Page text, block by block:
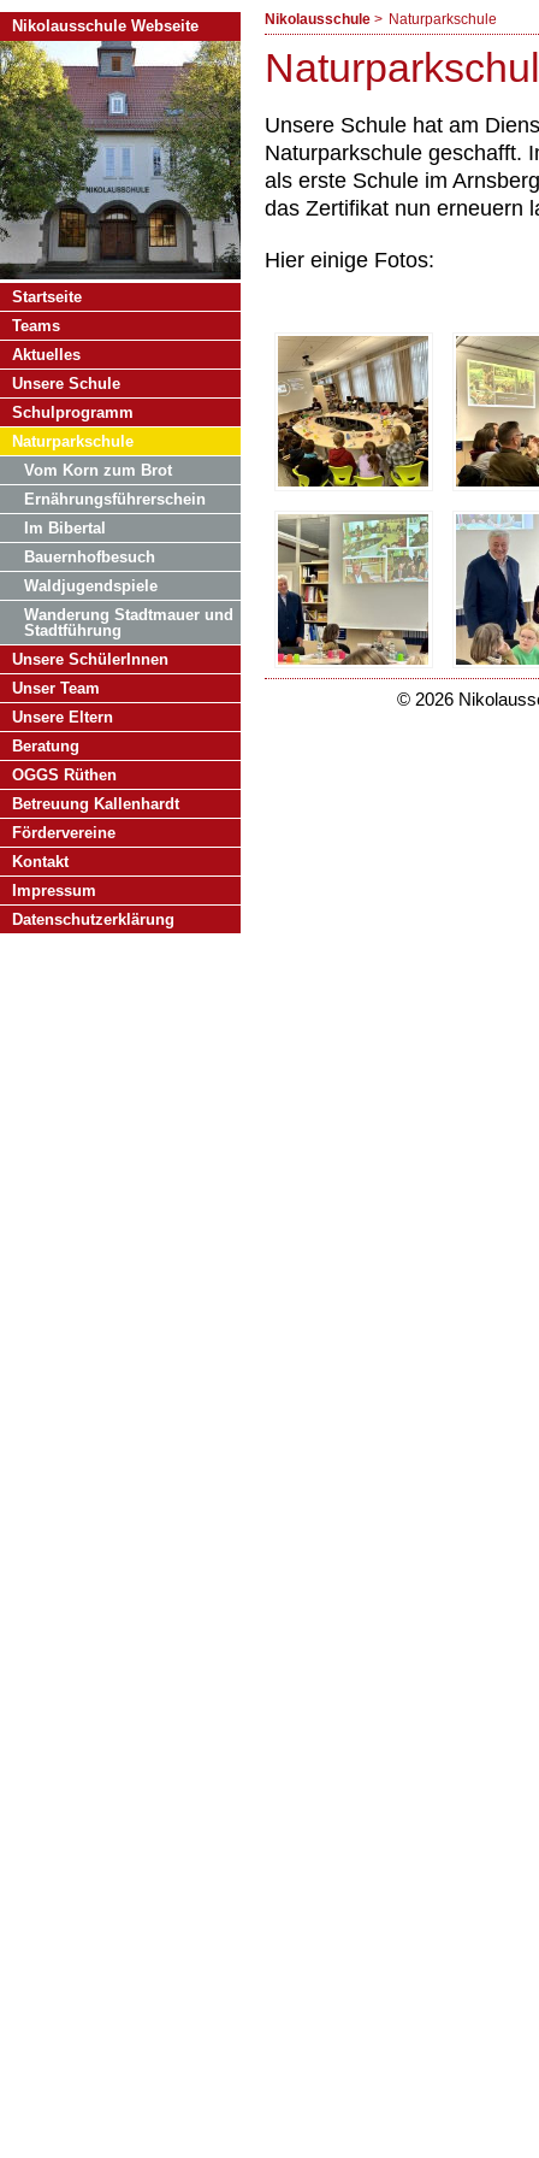
Nikolausschule Naturparkschule
Unsere Schule hat am
Naturparkschule geschafft.
als erste Schule im
das Zertifikat nun erneuern
Hier einige Fotos:
© 2026
Nikolausschule Webseite
Navigation
überspringen
Startseite
Teams
Aktuelles
Unsere Schule
Schulprogramm
Naturparkschule
Vom Korn zum Brot
Ernährungsführerschein
Im Bibertal
Bauernhofbesuch
Waldjugendspiele
Wanderung Stadtmauer und
Stadtführung
Unsere SchülerInnen
Unser Team
Unsere Eltern
Beratung
OGGS Rüthen
Betreuung Kallenhardt
Fördervereine
Kontakt
Impressum
Datenschutzerklärung